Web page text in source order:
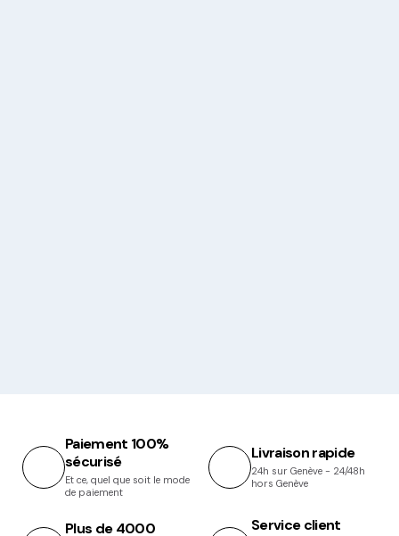
Paiement 100%
sécurisé
Et ce, quel que soit le mode
de paiement
Livraison rapide
24h sur Genève - 24/48h
hors Genève
Plus de 4000
Service client